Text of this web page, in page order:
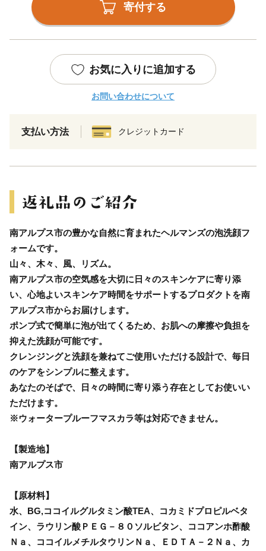
寄付する
お気に入りに追加する
お問い合わせについて
支払い方法 クレジットカード
南アルプス市の豊かな自然に育まれたヘルマンズの泡洗顔フ
ォームです。
山々、木々、風、リズム。
南アルプス市の空気感を大切に日々のスキンケアに寄り添
い、心地よいスキンケア時間をサポートするプロダクトを南
アルプス市からお届けします。
ポンプ式で簡単に泡が出てくるため、お肌への摩擦や負担を
抑えた洗顔が可能です。
クレンジングと洗顔を兼ねてご使用いただける設計で、毎日
のケアをシンプルに整えます。
あなたのそばで、日々の時間に寄り添う存在としてお使いい
ただけます。
※ウォータープルーフマスカラ等は対応できません。
【製造地】
南アルプス市
【原材料】
水、BG,ココイルグルタミン酸TEA、コカミドプロピルベタ
イン、ラウリン酸ＰＥＧ－８０ソルビタン、ココアンホ酢酸
Ｎａ、ココイルメチルタウリンＮａ、ＥＤＴＡ－２Ｎａ、カ